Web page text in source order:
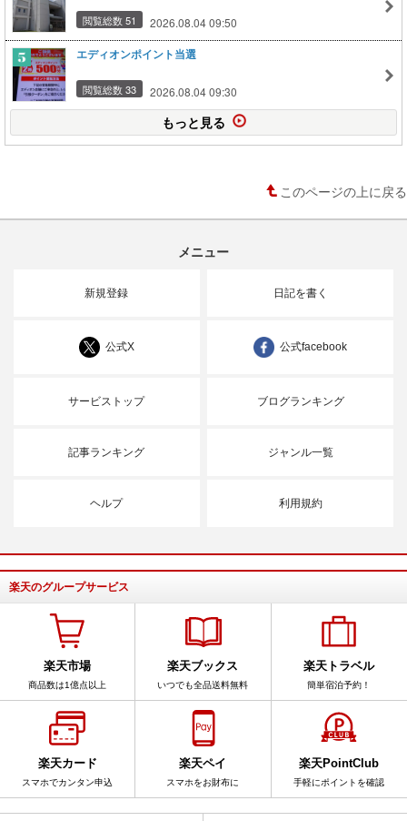
閲覧総数 51 2026.08.04 09:50
エディオンポイント当選
閲覧総数 33 2026.08.04 09:30
もっと見る
このページの上に戻る
メニュー
新規登録 日記を書く
公式X 公式facebook
サービストップ ブログランキング
記事ランキング ジャンル一覧
ヘルプ 利用規約
楽天のグループサービス
楽天市場
商品数は1億点以上
楽天ブックス
いつでも全品送料無料
楽天トラベル
簡単宿泊予約！
楽天カード
スマホでカンタン申込
楽天ペイ
スマホをお財布に
楽天PointClub
手軽にポイントを確認